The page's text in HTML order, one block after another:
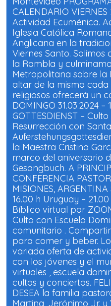
e
n
u
n
a
v
e
n
t
a
n
a
n
e
v
a
)
e
n
u
n
a
v
n
t
a
n
a
n
u
e
v
a
)
CALENDARIO VIERNES
Actividad Ecuménica.
Iglesia Católica
Anglicana en la
Viernes Santo.
la Rambla y
Metropolitana sobre la
altar de la misma cada
religiosos ofrecerá un
DOMINGO 31.03.2024 –
GOTTESDIENST –
Resurrección con
la Maestra Cristina
marco del aniversario
Gesangbuch. A
CONFERENCIA
MISIONES,
16.00 h Uruguay –
Bíblico virtual por
Culto con Escuela
comunitario .
para comer y beber.
variada oferta de
con los jóvenes y el
virtuales , escuela
cultos y conciertos.
DESEA la familia
Martina, Jerónimo Jr. y